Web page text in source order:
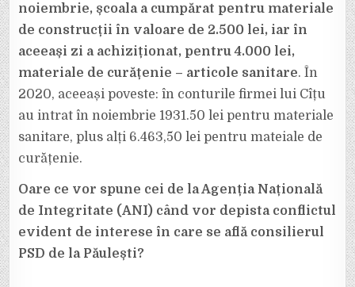
noiembrie, școala a cumpărat pentru materiale
de construcții în valoare de 2.500 lei, iar în
aceeași zi a achiziționat, pentru 4.000 lei,
materiale de curățenie – articole sanitare. În
2020, aceeași poveste: în conturile firmei lui Cîțu
au intrat în noiembrie 1931.50 lei pentru materiale
sanitare, plus alți 6.463,50 lei pentru mateiale de
curățenie.
Oare ce vor spune cei de la Agenția Națională
de Integritate (ANI) când vor depista conflictul
evident de interese în care se află consilierul
PSD de la Păulești?